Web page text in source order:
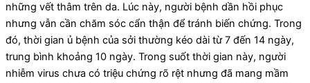
những vết thâm trên da. Lúc này, người bệnh dần hồi phục
nhưng vẫn cần chăm sóc cẩn thận để tránh biến chứng. Trong
đó, thời gian ủ bệnh của sởi thường kéo dài từ 7 đến 14 ngày,
trung bình khoảng 10 ngày. Trong suốt thời gian này, người
nhiễm virus chưa có triệu chứng rõ rệt nhưng đã mang mầm